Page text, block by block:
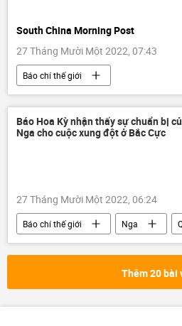
South China Morning Post
27 Tháng Mười Một 2022, 07:43
Báo chí thế giới
Cuộc khủng hoảng ở Ukraina
Nga
xung đột quân sự
Báo Hoa Kỳ nhận thấy sự chuẩn bị
Nga cho cuộc xung đột ở Bắc Cực
27 Tháng Mười Một 2022, 06:24
Báo chí thế giới Nga
Hoa Kỳ
Bắc Cực
Thêm 20 bài